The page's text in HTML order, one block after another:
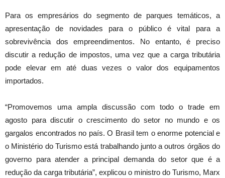
Para os empresários do segmento de parques temáticos, a
apresentação de novidades para o público é vital para a
sobrevivência dos empreendimentos. No entanto, é preciso
discutir a redução de impostos, uma vez que a carga tributária
pode elevar em até duas vezes o valor dos equipamentos
importados.
“Promovemos uma ampla discussão com todo o trade em
agosto para discutir o crescimento do setor no mundo e os
gargalos encontrados no país. O Brasil tem o enorme potencial e
o Ministério do Turismo está trabalhando junto a outros órgãos do
governo para atender a principal demanda do setor que é a
redução da carga tributária”, explicou o ministro do Turismo, Marx